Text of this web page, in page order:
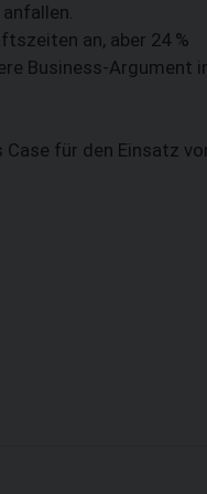
an, aber 24 %
Business-Argument
für den Einsatz